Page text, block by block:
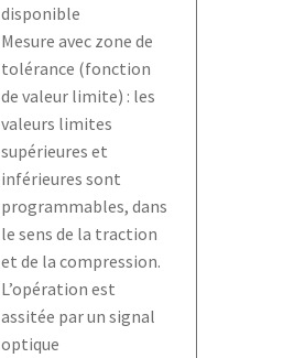
disponible
Mesure avec zone de
tolérance (fonction
de valeur limite) : les
valeurs limites
supérieures et
inférieures sont
programmables, dans
le sens de la traction
et de la compression.
L’opération est
assitée par un signal
optique